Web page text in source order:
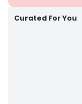
Curated For You